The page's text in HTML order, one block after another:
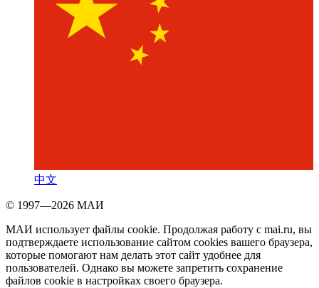
中文
© 1997—2026 МАИ
МАИ использует файлы cookie. Продолжая работу с mai.ru, вы
подтверждаете использование сайтом cookies вашего браузера,
которые помогают нам делать этот сайт удобнее для
пользователей. Однако вы можете запретить сохранение
файлов cookie в настройках своего браузера.